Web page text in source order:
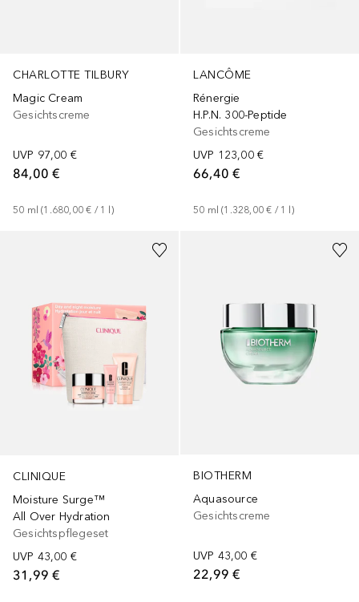
CHARLOTTE TILBURY
Magic Cream
Gesichtscreme
UVP 97,00 €
84,00 €
50 ml (1.680,00 € / 1 )
LANCÔME
Rénergie
H.P.N. 300-Peptide
Gesichtscreme
UVP 123,00 €
66,40 €
50 ml (1.328,00 € / 1 l)
CLINIQUE
Moisture Surge™
All Over Hydration
Gesichtspflegeset
UVP 43,00 €
31,99 €
BIOTHERM
Aquasource
Gesichtscreme
UVP 43,00 €
22,99 €